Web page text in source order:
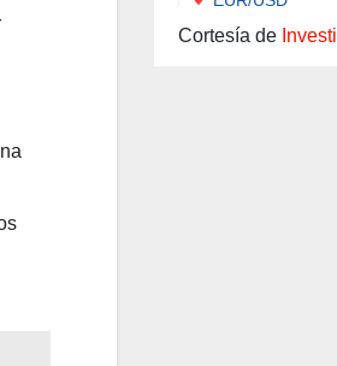
Cortesía de